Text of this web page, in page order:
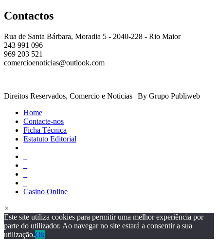
Contactos
Rua de Santa Bárbara, Moradia 5 - 2040-228 - Rio Maior
243 991 096
969 203 521
comercioenoticias@outlook.com
Direitos Reservados, Comercio e Notícias | By Grupo Publiweb
Home
Contacte-nos
Ficha Técnica
Estatuto Editorial
Casino Online
×
Este site utiliza cookies para permitir uma melhor experiência por
parte do utilizador. Ao navegar no site estará a consentir a sua
utilização.Ok